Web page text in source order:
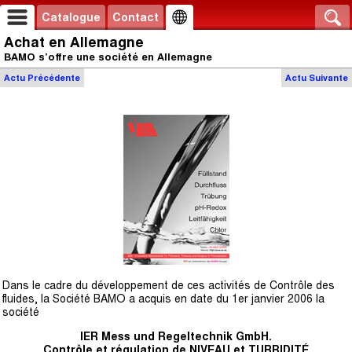
Catalogue Contact
Achat en Allemagne
BAMO s’offre une société en Allemagne
Actu Suivante
Actu Précédente
Dans le cadre du développement de ces activités de Contrôle des
fluides, la Société BAMO a acquis en date du 1er janvier 2006 la
société
IER Mess und Regeltechnik GmbH.